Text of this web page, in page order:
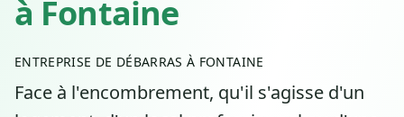
à Fontaine
ENTREPRISE DE DÉBARRAS À FONTAINE
Face à l'encombrement, qu'il s'agisse d'un